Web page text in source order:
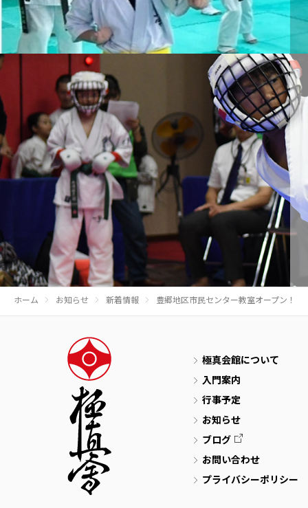
ホーム お知らせ 新着情報 豊郷地区市民センター教室オープン！
極真会館について
入門案内
行事予定
お知らせ
ブログ
お問い合わせ
プライバシーポリシー